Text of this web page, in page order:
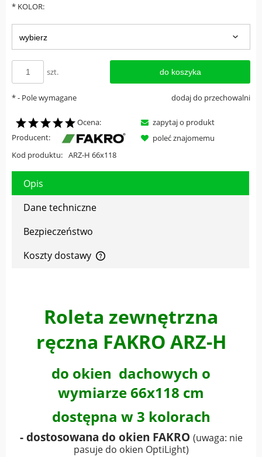
* KOLOR:
szt. do koszyka
dodaj do przechowalni
*- Pole wymagane
Ocena:
Producent:
Kod produktu: ARZ-H 66x118
zapytaj o produkt
poleć znajomemu
Opis
Dane techniczne
Bezpieczeństwo
Koszty dostawy
Roleta zewnętrzna
ręczna FAKRO ARZ-H
do okien dachowych o
wymiarze 66x118 cm
dostępna w 3 kolorach
- dostosowana do okien FAKRO (uwaga: nie
pasuje do okien OptiLight)